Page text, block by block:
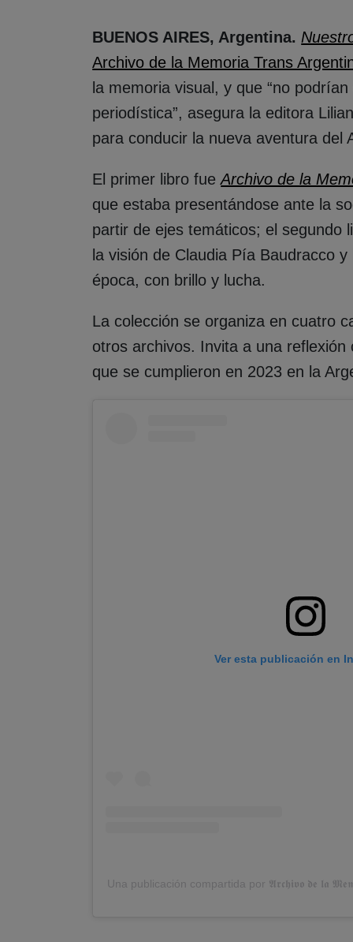
BUENOS AIRES, Argentina.
Archivo de la Memoria Trans
la memoria visual, y que “no
periodística”, asegura la editora
para conducir la nueva aventura del
El primer libro fueArchivo de la
que estaba presentándose ante la
partir de ejes temáticos; el segundo
la visión de Claudia Pía Baudracco
época, con brillo y lucha.
La colección se organiza en cuatro
otros archivos. Invita a una
que se cumplieron en 2023 en la
Ver esta publicación en
Una publicación compartida por 𝕬𝖗𝖈𝖍𝖎𝖛𝖔 𝖉𝖊 𝖑𝖆